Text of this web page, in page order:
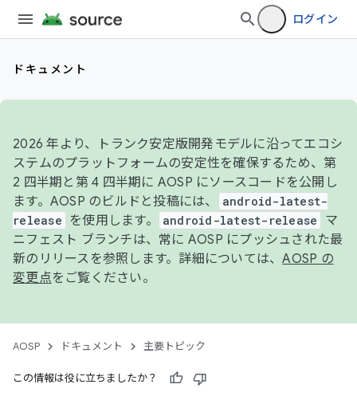
ログイン
ドキュメント
2026 年より、トランク安定版開発モデルに沿ってエコシ
ステムのプラットフォームの安定性を確保するため、第
2 四半期と第 4 四半期に AOSP にソースコードを公開し
ます。AOSP のビルドと投稿には、
android-latest-
release
を使用します。 android-latest-release
マ
ニフェスト ブランチは、常に AOSP にプッシュされた最
新のリリースを参照します。詳細については、AOSP の
変更点をご覧ください。
AOSP ドキュメント 主要トピック
この情報は役に立ちましたか？